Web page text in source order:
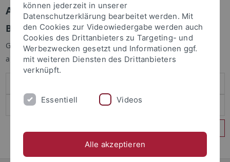
Anmelden
Benutzeranmeldung
Geben Sie Ihren Benutzernamen und Ihr Passwort an um sich
anzumelden:
können jederzeit in unserer
Datenschutzerklärung bearbeitet werden. Mit
den Cookies zur Videowiedergabe werden auch
Cookies des Drittanbieters zu Targeting- und
Werbezwecken gesetzt und Informationen ggf.
mit weiteren Diensten des Drittanbieters
verknüpft.
Essentiell Videos
Alle akzeptieren